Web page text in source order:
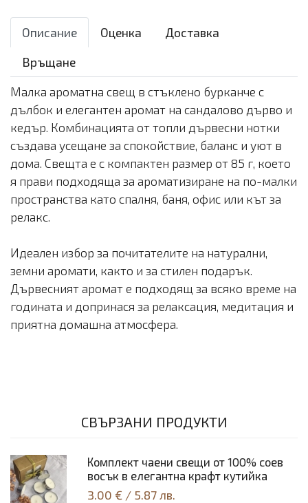
Описание Оценка
Доставка
Връщане
Малка ароматна свещ в стъклено бурканче с
дълбок и елегантен аромат на сандалово дърво и
кедър. Комбинацията от топли дървесни нотки
създава усещане за спокойствие, баланс и уют в
дома. Свещта е с компактен размер от 85 г, което
я прави подходяща за ароматизиране на по-малки
пространства като спалня, баня, офис или кът за
релакс.
Идеален избор за почитателите на натурални,
земни аромати, както и за стилен подарък.
Дървесният аромат е подходящ за всяко време на
годината и допринася за релаксация, медитация и
приятна домашна атмосфера.
СВЪРЗАНИ ПРОДУКТИ
Комплект чаени свещи от 100% соев
восък в елегантна крафт кутийка
3.00 € / 5.87 лв.